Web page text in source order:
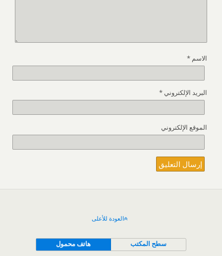
الاسم *
البريد الإلكتروني *
الموقع الإلكتروني
العودة للأعلى
هاتف محمول سطح المكتب